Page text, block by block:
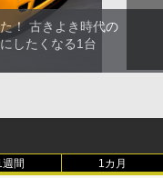
！ 古きよき時代の
したくなる1台
週間 1カ月